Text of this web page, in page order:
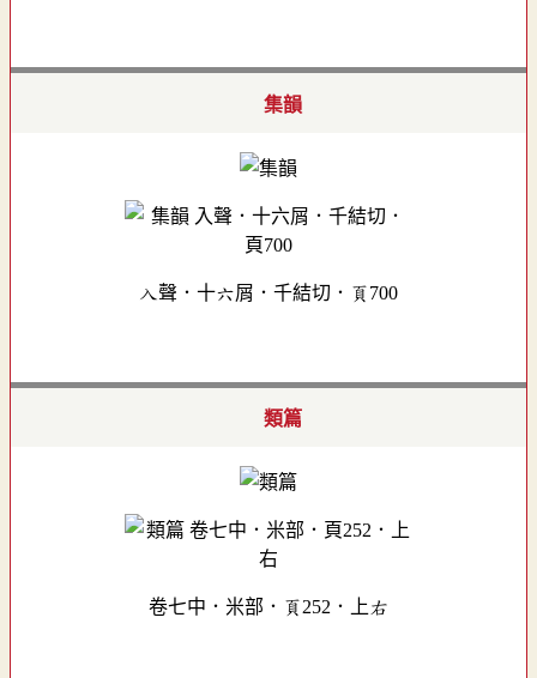
集韻
入聲．十六屑．千結切．頁700
類篇
卷七中．米部．頁252．上右